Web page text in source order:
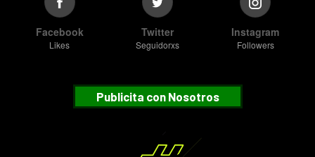
Facebook
Likes
Twitter
Seguidorxs
Instagram
Followers
Publicita con Nosotros